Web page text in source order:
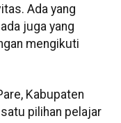
Ada yang
juga yang
mengikuti
Kabupaten
pilihan pelajar